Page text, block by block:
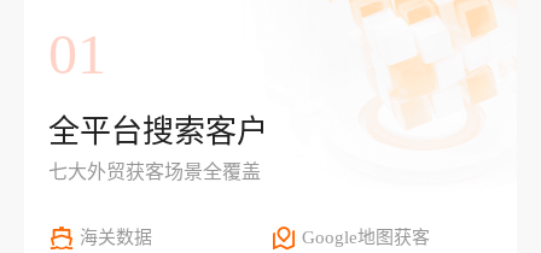
01
全平台搜索客户
七大外贸获客场景全覆盖
海关数据 Google地图获客